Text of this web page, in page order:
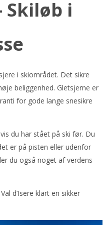
Skiløb i
i skiområdet. Det sikre
beliggenhed. Gletsjerne er
for gode lange snesikre
du har stået på ski før. Du
er på pisten eller udenfor
du også noget af verdens
d’Isere klart en sikker